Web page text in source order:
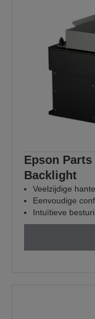
Epson
Backlight
Veelzijdige
Eenvoudige
Intuïtieve